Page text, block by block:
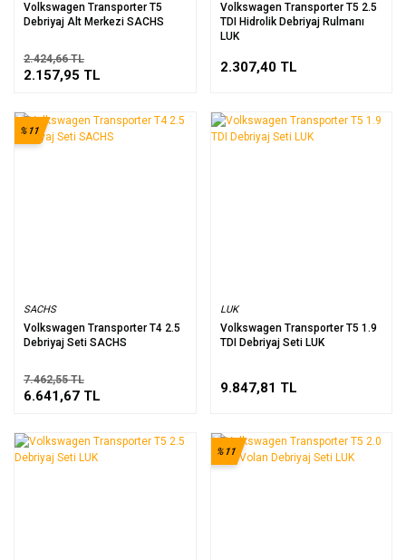
Volkswagen Transporter T5
Debriyaj Alt Merkezi SACHS
2.424,66 TL
2.157,95 TL
Volkswagen Transporter T5 2.5
TDI Hidrolik Debriyaj Rulmanı
LUK
2.307,40 TL
SACHS
Volkswagen Transporter T4 2.5
Debriyaj Seti SACHS
%11
7.462,55 TL
6.641,67 TL
LUK
Volkswagen Transporter T5 1.9
TDI Debriyaj Seti LUK
9.847,81 TL
%11